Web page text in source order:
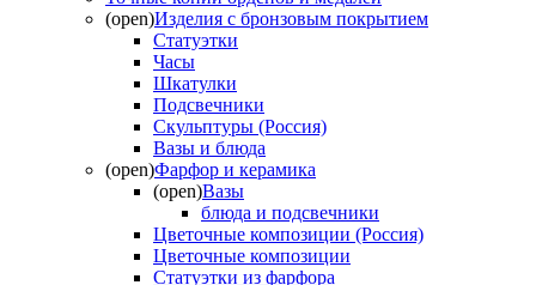
(open)Изделия с бронзовым покрытием
Статуэтки
Часы
Шкатулки
Подсвечники
Скульптуры (Россия)
Вазы и блюда
(open)Фарфор и керамика
(open)Вазы
блюда и подсвечники
Цветочные композиции (Россия)
Цветочные композиции
Статуэтки из фарфора